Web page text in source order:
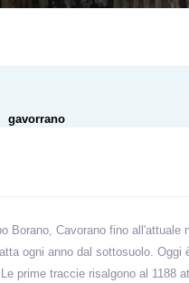
Borano, Cavorano fino all'attuale
ogni anno dal sottosuolo. Oggi
prime traccie risalgono al 1188